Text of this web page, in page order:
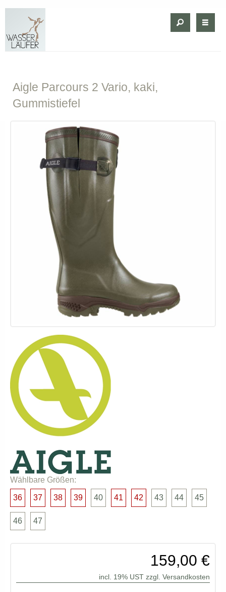
Aigle Parcours 2 Vario, kaki,
Gummistiefel
Wählbare Größen:
36 37 38 39 40 41 42 43 44 45
46 47
159,00 €
incl. 19% UST zzgl. Versandkosten